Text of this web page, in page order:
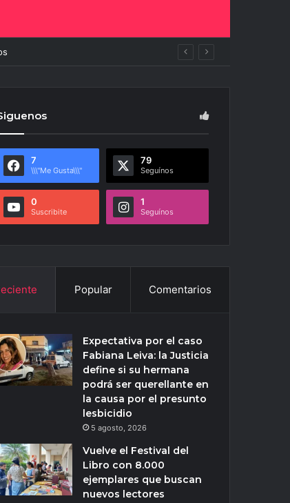
7
\\\"Me Gusta\\\"
79
Seguínos
0
Suscribite
1
Seguínos
Popular Comentarios
Expectativa por el caso
Fabiana Leiva: la Justicia
define si su hermana
podrá ser querellante en
la causa por el presunto
lesbicidio
5 agosto, 2026
Vuelve el Festival del
Libro con 8.000
ejemplares que buscan
nuevos lectores